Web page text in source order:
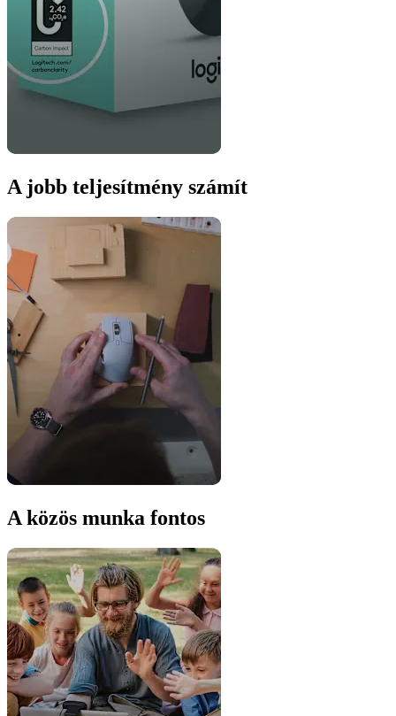
A jobb teljesítmény számít
A közös munka fontos